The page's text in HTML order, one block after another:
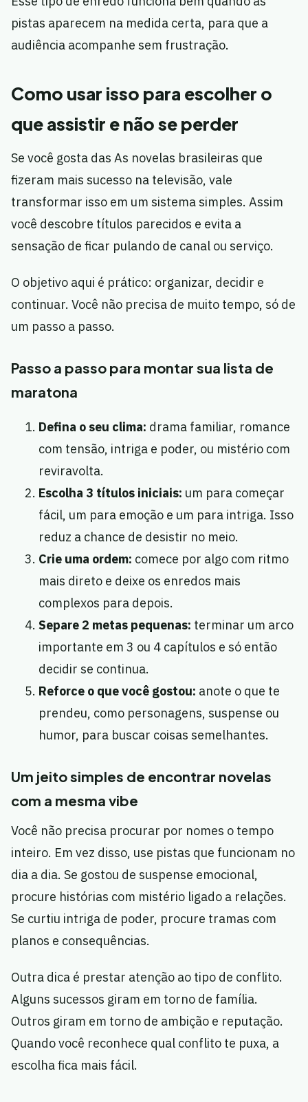
pistas aparecem na medida certa, para que a
audiência acompanhe sem frustração.
Como usar isso para escolher o
que assistir e não se perder
Se você gosta das As novelas brasileiras que
fizeram mais sucesso na televisão, vale
transformar isso em um sistema simples. Assim
você descobre títulos parecidos e evita a
sensação de ficar pulando de canal ou serviço.
O objetivo aqui é prático: organizar, decidir e
continuar. Você não precisa de muito tempo, só de
um passo a passo.
Passo a passo para montar sua lista de
maratona
Defina o seu clima: drama familiar, romance
com tensão, intriga e poder, ou mistério com
reviravolta.
Escolha 3 títulos iniciais: um para começar
fácil, um para emoção e um para intriga. Isso
reduz a chance de desistir no meio.
Crie uma ordem: comece por algo com ritmo
mais direto e deixe os enredos mais
complexos para depois.
Separe 2 metas pequenas: terminar um arco
importante em 3 ou 4 capítulos e só então
decidir se continua.
Reforce o que você gostou: anote o que te
prendeu, como personagens, suspense ou
humor, para buscar coisas semelhantes.
Um jeito simples de encontrar novelas
com a mesma vibe
Você não precisa procurar por nomes o tempo
inteiro. Em vez disso, use pistas que funcionam no
dia a dia. Se gostou de suspense emocional,
procure histórias com mistério ligado a relações.
Se curtiu intriga de poder, procure tramas com
planos e consequências.
Outra dica é prestar atenção ao tipo de conflito.
Alguns sucessos giram em torno de família.
Outros giram em torno de ambição e reputação.
Quando você reconhece qual conflito te puxa, a
escolha fica mais fácil.